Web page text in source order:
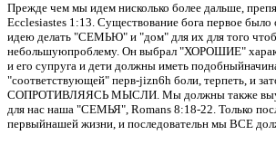
Прежде чем мы идем нисколько более дальше,
Ecclesiastes 1:13. Существование бога первое было
идею делать "СЕМЬЮ" и "дом" для их для того
небольшуюпроблему. Он выбрал "ХОРОШИЕ"
и его супруга и дети должны иметь
"соответствующей" перв-jizn6h боли, терпеть, и
СОПРОТИВЛЯЯСЬ МЫСЛИ. Мы должны также
для нас наша "СЕМЬЯ", Romans 8:18-22. Только
первыйнашей жизни, и последовательн мы ВСЕ